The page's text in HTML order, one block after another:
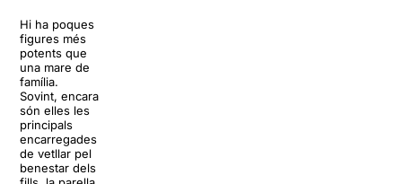
Hi ha poques
figures més
potents que
una mare de
família.
Sovint, encara
són elles les
principals
encarregades
de vetllar pel
benestar dels